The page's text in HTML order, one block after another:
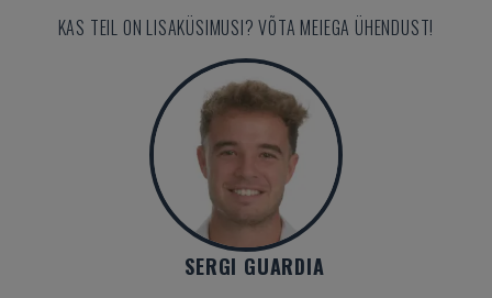
KAS TEIL ON LISAKÜSIMUSI? VÕTA MEIEGA ÜHENDUST!
SERGI GUARDIA